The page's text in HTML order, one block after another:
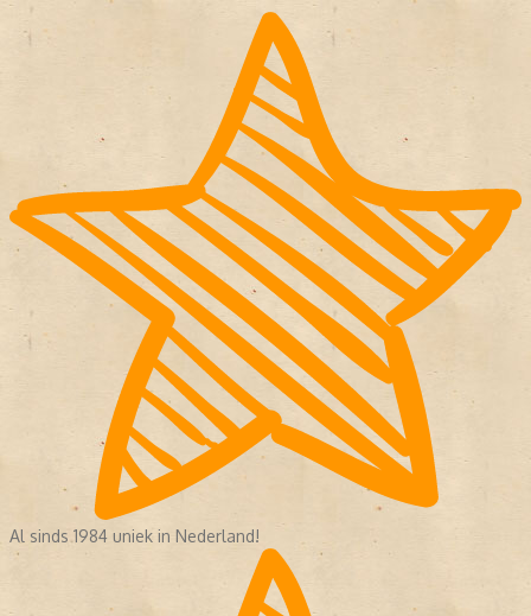
Al sinds 1984 uniek in Nederland!